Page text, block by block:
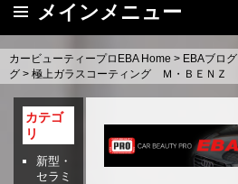
メインメニュー
コ
ン
カービューティープロEBA Home > EBAブログ
グ > 極上ガラスコーティング Ｍ・ＢＥＮＺ
カテゴ
リ
新型・
セラミ